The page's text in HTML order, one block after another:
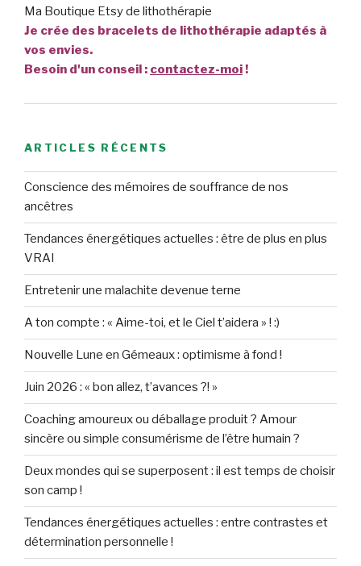
Ma Boutique Etsy de lithothérapie
Je crée des bracelets de lithothérapie adaptés à
vos envies.
Besoin d'un conseil : contactez-moi!
ARTICLES RÉCENTS
Conscience des mémoires de souffrance de nos
ancêtres
Tendances énergétiques actuelles : être de plus en plus
VRAI
Entretenir une malachite devenue terne
A ton compte : « Aime-toi, et le Ciel t’aidera » ! :)
Nouvelle Lune en Gémeaux : optimisme à fond !
Juin 2026 : « bon allez, t’avances ?! »
Coaching amoureux ou déballage produit ? Amour
sincère ou simple consumérisme de l’être humain ?
Deux mondes qui se superposent : il est temps de choisir
son camp !
Tendances énergétiques actuelles : entre contrastes et
détermination personnelle !